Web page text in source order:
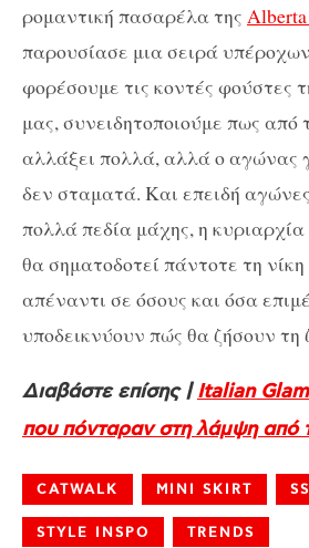
ρομαντική πασαρέλα της
παρουσίασε μια σειρά
φορέσουμε τις κοντές φούστες
μας, συνειδητοποιούμε πως από
αλλάξει πολλά, αλλά ο αγώνας
δεν σταματά. Και επειδή
πολλά πεδία μάχης, η κυριαρχία
θα σηματοδοτεί πάντοτε τη
απέναντι σε όσους και όσα
υποδεικνύουν πώς θα ζήσουν τη
Διαβάστε επίσης |Italian
που πόνταραν στη λάμψη από
CATWALK MINI SKIRT
STYLE INSPO TRENDS